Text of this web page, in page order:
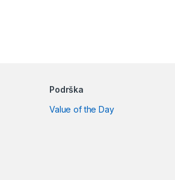
Podrška
Value of the Day